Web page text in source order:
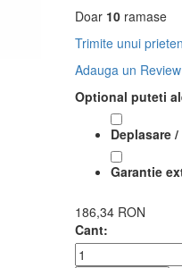
Doar 10ramase
Trimite unui prieten
Adauga un Review
Optional puteti
Deplasare
Garantie
186,34 RON
Cant: